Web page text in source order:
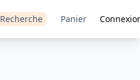
Recherche Panier